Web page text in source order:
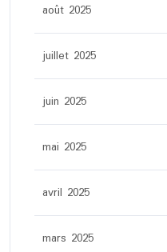
août 2025
juillet 2025
juin 2025
mai 2025
avril 2025
mars 2025